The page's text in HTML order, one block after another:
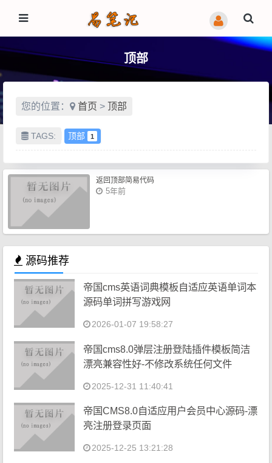
顶部
您的位置： 首页 > 顶部
TAGS: 顶部 1
返回顶部简易代码
5年前
源码推荐
帝国cms英语词典模板自适应英语单词本
源码单词拼写游戏网
2026-01-07 19:58:27
帝国cms8.0弹层注册登陆插件模板简洁
漂亮兼容性好-不修改系统任何文件
2025-12-31 11:40:41
帝国CMS8.0自适应用户会员中心源码-漂
亮注册登录页面
2025-12-25 13:21:28